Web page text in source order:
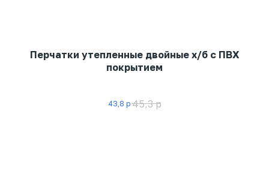
Перчатки утепленные двойные х/б с ПВХ
покрытием
43,8 р 45,3 р